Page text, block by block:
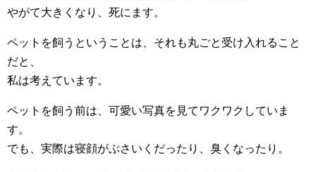
やがて大きくなり、死にます。
ペットを飼うということは、それも丸ごと受け入れること
だと、
私は考えています。
ペットを飼う前は、可愛い写真を見てワクワクしていま
す。
でも、実際は寝顔がぶさいくだったり、臭くなったり。